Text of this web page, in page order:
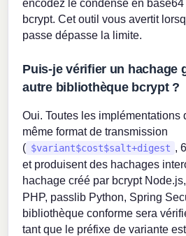
encodez le condensé en
bcrypt. Cet outil vous avertit
passe dépasse la limite.
Puis-je vérifier un hachage
autre bibliothèque bcrypt ?
Oui. Toutes les implémentations
même format de transmission
( $variant$cost$salt+digest ,
et produisent des hachages
hachage créé par bcrypt Node.js,
PHP, passlib Python, Spring
bibliothèque conforme sera
tant que le préfixe de variante